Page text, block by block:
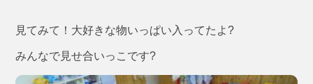
見てみて！大好きな物いっぱい入ってたよ?
みんなで見せ合いっこです?